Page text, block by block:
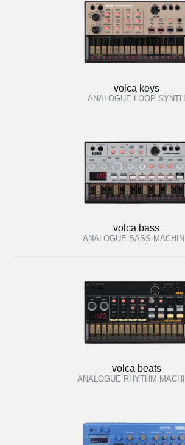
volca keys
ANALOGUE LOOP SYNTH
volca bass
ANALOGUE BASS
volca beats
ANALOGUE RHYTHM